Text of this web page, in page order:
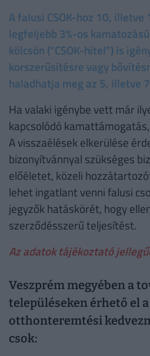
A falusi CSOK-hoz 10,
legfeljebb 3%-os
kölcsön ("CSOK-hitel") is
korszerűsítésre vagy
haladhatja meg az 5, illetve
Ha valaki igénybe vett már
kapcsolódó
A visszaélések elkerülése
bizonyítvánnyal szükséges
előéletet, közeli
lehet ingatlant venni falusi
jegyzők hatáskörét, hogy
szerződésszerű teljesítést.
Az adatok tájékoztató
Veszprém megyében a
településeken érhető el
otthonteremtési
csok: